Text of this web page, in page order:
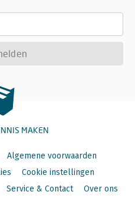
MAKEN
Algemene voorwaarden
Cookie instellingen
Service & Contact Over ons